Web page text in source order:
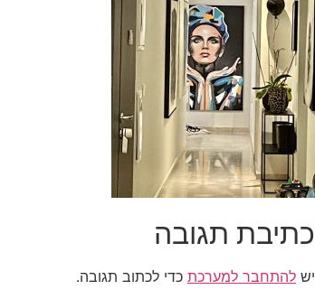
כתיבת תגובה
יש להתחבר למערכת כדי לכתוב תגובה.